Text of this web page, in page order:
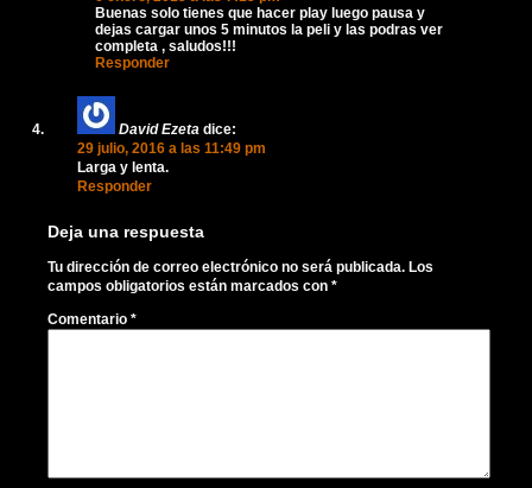
Buenas solo tienes que hacer play luego pausa y
dejas cargar unos 5 minutos la peli y las podras ver
completa , saludos!!!
Responder
David Ezeta dice:
29 julio, 2016 a las 11:49 pm
Larga y lenta.
Responder
Deja una respuesta
Tu dirección de correo electrónico no será publicada. Los
campos obligatorios están marcados con *
Comentario *